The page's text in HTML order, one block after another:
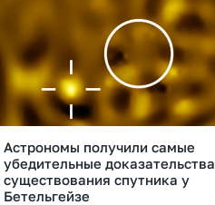
Астрономы получили самые
убедительные доказательства
существования спутника у
Бетельгейзе